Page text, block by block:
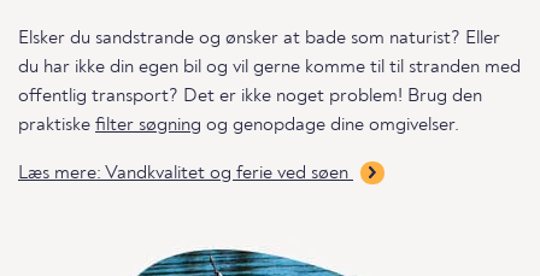
Elsker du sandstrande og ønsker at bade som naturist? Eller
du har ikke din egen bil og vil gerne komme til til stranden med
offentlig transport? Det er ikke noget problem! Brug den
praktiske filter søgning og genopdage dine omgivelser.
Læs mere: Vandkvalitet og ferie ved søen